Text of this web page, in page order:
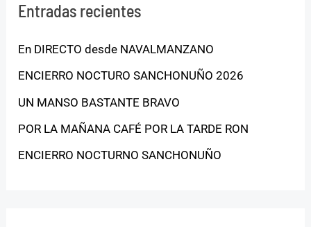
Entradas recientes
En DIRECTO desde NAVALMANZANO
ENCIERRO NOCTURO SANCHONUÑO 2026
UN MANSO BASTANTE BRAVO
POR LA MAÑANA CAFÉ POR LA TARDE RON
ENCIERRO NOCTURNO SANCHONUÑO